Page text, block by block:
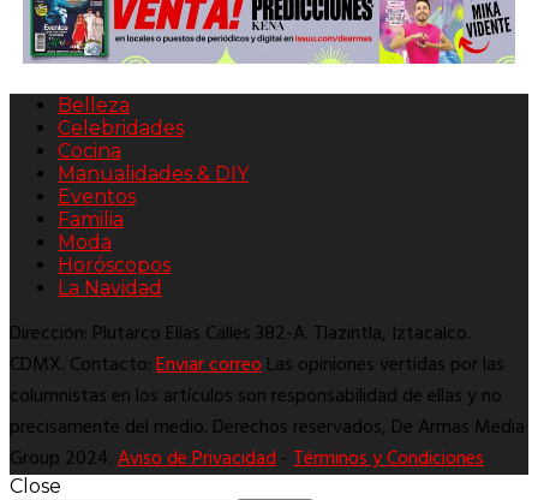
Belleza
Celebridades
Cocina
Manualidades & DIY
Eventos
Familia
Moda
Horóscopos
La Navidad
Dirección: Plutarco Elías Calles 382-A. Tlazintla, Iztacalco.
CDMX. Contacto:Enviar correoLas opiniones vertidas por las
columnistas en los artículos son responsabilidad de ellas y no
precisamente del medio. Derechos reservados, De Armas Media
Group 2024.Aviso de Privacidad-Términos y Condiciones
Close